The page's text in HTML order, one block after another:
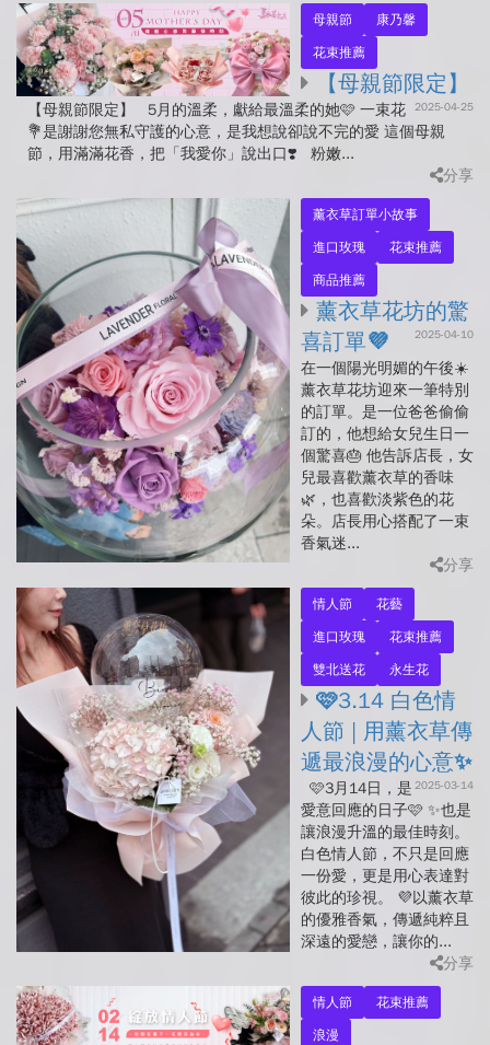
母親節
康乃馨
花束推薦
【母親節限定】
2025-04-25
【母親節限定】 5月的溫柔，獻給最溫柔的她🩷 一束花
💐是謝謝您無私守護的心意，是我想說卻說不完的愛 這個母親
節，用滿滿花香，把「我愛你」說出口❣️ 粉嫩...
分享
薰衣草訂單小故事
進口玫瑰
花束推薦
商品推薦
薰衣草花坊的驚
喜訂單💜
2025-04-10
在一個陽光明媚的午後☀️
薰衣草花坊迎來一筆特別
的訂單。是一位爸爸偷偷
訂的，他想給女兒生日一
個驚喜🎂 他告訴店長，女
兒最喜歡薰衣草的香味
🌿，也喜歡淡紫色的花
朵。店長用心搭配了一束
香氣迷...
分享
情人節
花藝
進口玫瑰
花束推薦
雙北送花
永生花
🩷3.14 白色情
人節 | 用薰衣草傳
遞最浪漫的心意✨
2025-03-14
🩷3月14日，是
愛意回應的日子🩷 ✨也是
讓浪漫升溫的最佳時刻。
白色情人節，不只是回應
一份愛，更是用心表達對
彼此的珍視。 💜以薰衣草
的優雅香氣，傳遞純粹且
深遠的愛戀，讓你的...
分享
情人節
花束推薦
浪漫